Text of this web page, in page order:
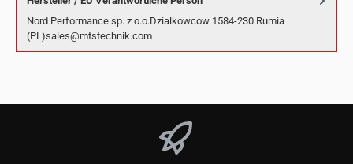
Nord Performance sp. z o.o.Dzialkowcow 1584-230 Rumia
(PL)sales@mtstechnik.com